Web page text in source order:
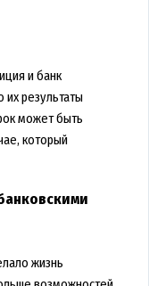
и банк
результаты
может быть
который
жизнь